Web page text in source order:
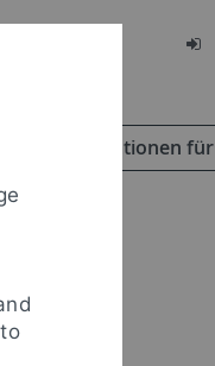
Informationen für